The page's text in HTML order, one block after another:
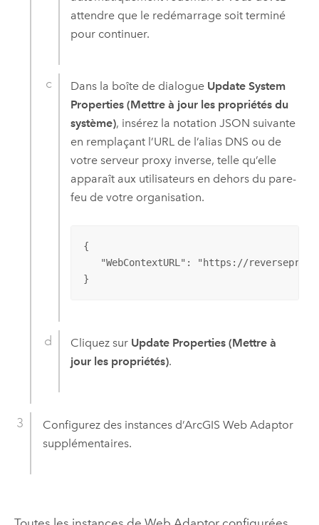
attendre que le redémarrage soit terminé
pour continuer.
Dans la boîte de dialogue Update System
Properties (Mettre à jour les propriétés du
système), insérez la notation JSON suivante
en remplaçant l’URL de l’alias DNS ou de
votre serveur proxy inverse, telle qu’elle
apparaît aux utilisateurs en dehors du pare-
feu de votre organisation.
{
"WebContextURL": "https://
}
Cliquez sur Update Properties (Mettre à
jour les propriétés).
Configurez des instances d’ArcGIS Web Adaptor
supplémentaires.